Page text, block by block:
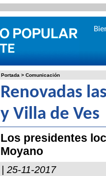
Portada > Comunicación
Renovadas
y Villa de Ves
Los presidentes
Moyano
| 25-11-2017